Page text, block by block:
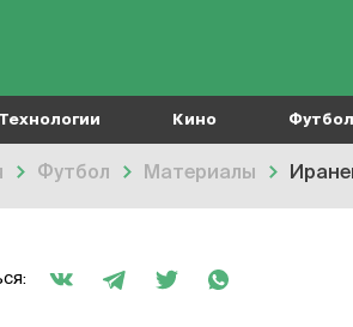
Технологии Кино Футбол
Футбол Материалы